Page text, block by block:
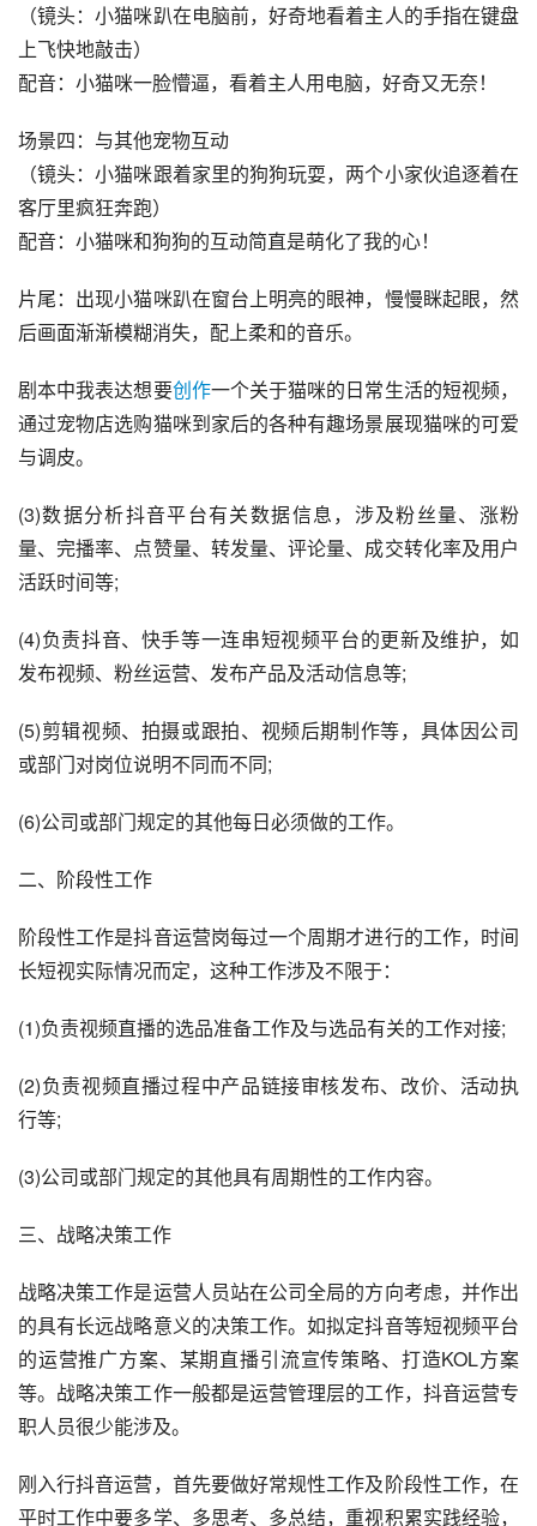
（镜头：小猫咪趴在电脑前，好奇地看着主人的手指在键盘
上飞快地敲击）
配音：小猫咪一脸懵逼，看着主人用电脑，好奇又无奈！
场景四：与其他宠物互动
（镜头：小猫咪跟着家里的狗狗玩耍，两个小家伙追逐着在
客厅里疯狂奔跑）
配音：小猫咪和狗狗的互动简直是萌化了我的心！
片尾：出现小猫咪趴在窗台上明亮的眼神，慢慢眯起眼，然
后画面渐渐模糊消失，配上柔和的音乐。
剧本中我表达想要创作一个关于猫咪的日常生活的短视频，
通过宠物店选购猫咪到家后的各种有趣场景展现猫咪的可爱
与调皮。
(3)数据分析抖音平台有关数据信息，涉及粉丝量、涨粉
量、完播率、点赞量、转发量、评论量、成交转化率及用户
活跃时间等;
(4)负责抖音、快手等一连串短视频平台的更新及维护，如
发布视频、粉丝运营、发布产品及活动信息等;
(5)剪辑视频、拍摄或跟拍、视频后期制作等，具体因公司
或部门对岗位说明不同而不同;
(6)公司或部门规定的其他每日必须做的工作。
二、阶段性工作
阶段性工作是抖音运营岗每过一个周期才进行的工作，时间
长短视实际情况而定，这种工作涉及不限于：
(1)负责视频直播的选品准备工作及与选品有关的工作对接;
(2)负责视频直播过程中产品链接审核发布、改价、活动执
行等;
(3)公司或部门规定的其他具有周期性的工作内容。
三、战略决策工作
战略决策工作是运营人员站在公司全局的方向考虑，并作出
的具有长远战略意义的决策工作。如拟定抖音等短视频平台
的运营推广方案、某期直播引流宣传策略、打造KOL方案
等。战略决策工作一般都是运营管理层的工作，抖音运营专
职人员很少能涉及。
刚入行抖音运营，首先要做好常规性工作及阶段性工作，在
平时工作中要多学、多思考、多总结，重视积累实践经验，